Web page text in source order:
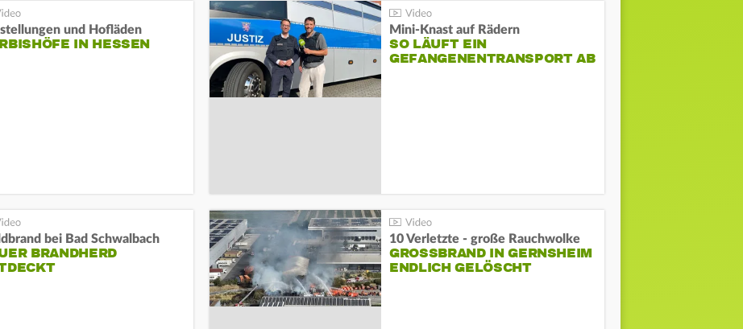
und Hofläden
IN HESSEN
Mini-Knast auf Rädern
SO LÄUFT EIN
GEFANGENENTRANSPORT AB
bei Bad Schwalbach
BRANDHERD
10 Verletzte - große Rauchwolke
GROSSBRAND IN GERNSHEIM E
NDLICH GELÖSCHT